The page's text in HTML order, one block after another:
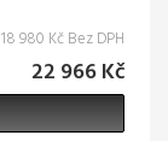
18 980 Kč Bez DPH
22 966 Kč